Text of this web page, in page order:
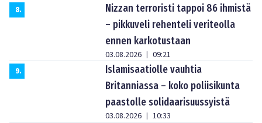
8.
Nizzan terroristi tappoi 86 ihmistä
– pikkuveli rehenteli veriteolla
ennen karkotustaan
03.08.2026 | 09:21
9.
Islamisaatiolle vauhtia
Britanniassa – koko poliisikunta
paastolle solidaarisuussyistä
03.08.2026 | 10:33